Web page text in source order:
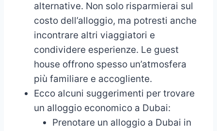
alternative. Non solo risparmierai sul
costo dell’alloggio, ma potresti anche
incontrare altri viaggiatori e
condividere esperienze. Le guest
house offrono spesso un’atmosfera
più familiare e accogliente.
Ecco alcuni suggerimenti per trovare
un alloggio economico a Dubai:
Prenotare un alloggio a Dubai in